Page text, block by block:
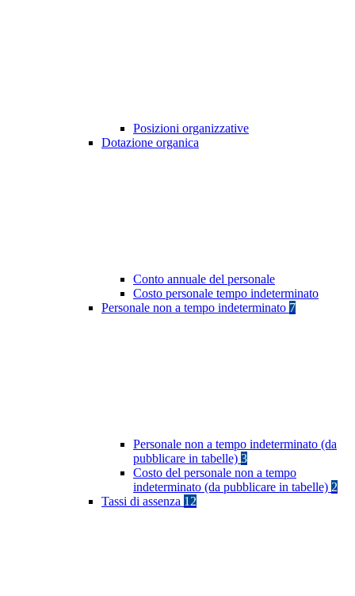
Posizioni organizzative
Dotazione organica
Conto annuale del personale
Costo personale tempo indeterminato
Personale non a tempo indeterminato 7
Personale non a tempo indeterminato (da
pubblicare in tabelle) 3
Costo del personale non a tempo
indeterminato (da pubblicare in tabelle) 2
Tassi di assenza 12